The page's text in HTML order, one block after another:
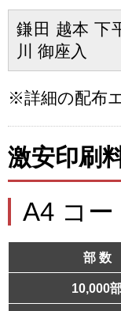
鎌田 越本 下
川 御座入
※詳細の配布
激安印刷
A4 コー
部 数
10,000